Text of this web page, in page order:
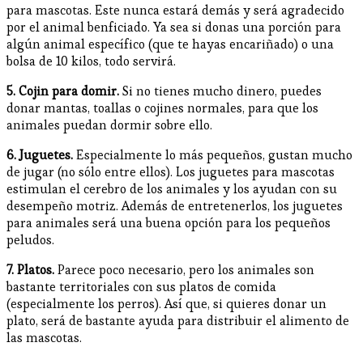
para mascotas. Este nunca estará demás y será agradecido
por el animal benficiado. Ya sea si donas una porción para
algún animal específico (que te hayas encariñado) o una
bolsa de 10 kilos, todo servirá.
5. Cojin para domir.Si no tienes mucho dinero, puedes
donar mantas, toallas o cojines normales, para que los
animales puedan dormir sobre ello.
6. Juguetes.Especialmente lo más pequeños, gustan mucho
de jugar (no sólo entre ellos). Los juguetes para mascotas
estimulan el cerebro de los animales y los ayudan con su
desempeño motriz. Además de entretenerlos, los juguetes
para animales será una buena opción para los pequeños
peludos.
7. Platos.Parece poco necesario, pero los animales son
bastante territoriales con sus platos de comida
(especialmente los perros). Así que, si quieres donar un
plato, será de bastante ayuda para distribuir el alimento de
las mascotas.